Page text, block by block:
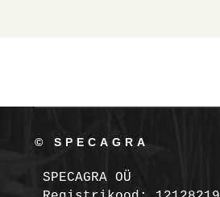
© SPECAGRA
SPECAGRA OÜ